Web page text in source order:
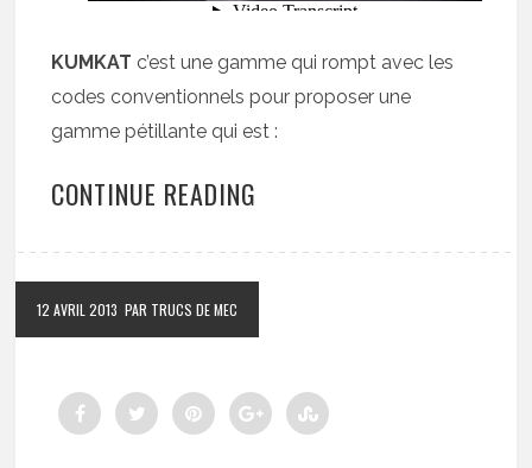
KUMKAT c’est une gamme qui rompt avec les
codes conventionnels pour proposer une
gamme pétillante qui est :
CONTINUE READING
12 AVRIL 2013 PAR TRUCS DE MEC